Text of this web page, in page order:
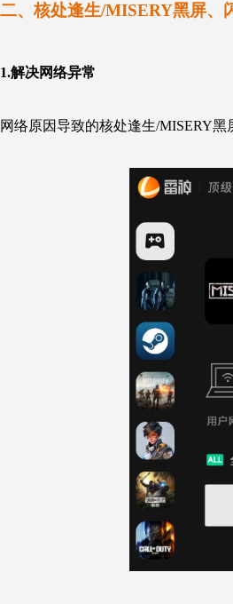
二、核处逢生/MISERY黑屏、
1.解决网络异常
网络原因导致的核处逢生/MISERY